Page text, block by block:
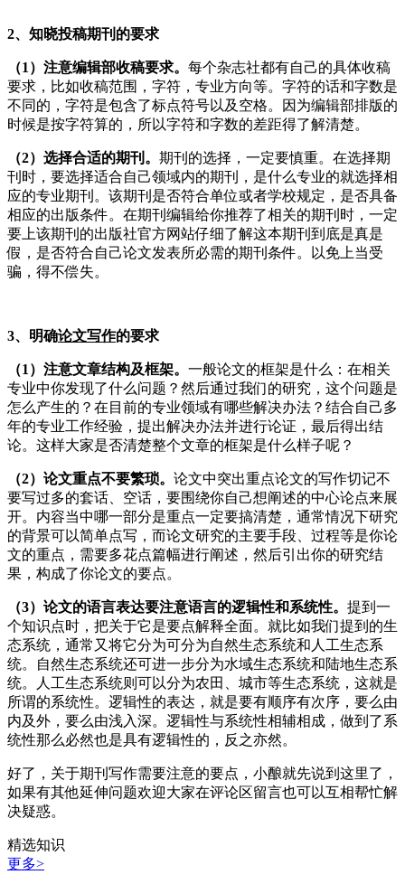
2、知晓投稿期刊的要求
（1）注意编辑部收稿要求。 每个杂志社都有自己的具体收稿
要求，比如收稿范围，字符，专业方向等。字符的话和字数是
不同的，字符是包含了标点符号以及空格。因为编辑部排版的
时候是按字符算的，所以字符和字数的差距得了解清楚。
（2）选择合适的期刊。 期刊的选择，一定要慎重。在选择期
刊时，要选择适合自己领域内的期刊，是什么专业的就选择相
应的专业期刊。该期刊是否符合单位或者学校规定，是否具备
相应的出版条件。在期刊编辑给你推荐了相关的期刊时，一定
要上该期刊的出版社官方网站仔细了解这本期刊到底是真是
假，是否符合自己论文发表所必需的期刊条件。以免上当受
骗，得不偿失。
3、明确论文写作的要求
（1）注意文章结构及框架。 一般论文的框架是什么：在相关
专业中你发现了什么问题？然后通过我们的研究，这个问题是
怎么产生的？在目前的专业领域有哪些解决办法？结合自己多
年的专业工作经验，提出解决办法并进行论证，最后得出结
论。这样大家是否清楚整个文章的框架是什么样子呢？
（2）论文重点不要繁琐。 论文中突出重点论文的写作切记不
要写过多的套话、空话，要围绕你自己想阐述的中心论点来展
开。内容当中哪一部分是重点一定要搞清楚，通常情况下研究
的背景可以简单点写，而论文研究的主要手段、过程等是你论
文的重点，需要多花点篇幅进行阐述，然后引出你的研究结
果，构成了你论文的要点。
（3）论文的语言表达要注意语言的逻辑性和系统性。 提到一
个知识点时，把关于它是要点解释全面。就比如我们提到的生
态系统，通常又将它分为可分为自然生态系统和人工生态系
统。自然生态系统还可进一步分为水域生态系统和陆地生态系
统。人工生态系统则可以分为农田、城市等生态系统，这就是
所谓的系统性。逻辑性的表达，就是要有顺序有次序，要么由
内及外，要么由浅入深。逻辑性与系统性相辅相成，做到了系
统性那么必然也是具有逻辑性的，反之亦然。
好了，关于期刊写作需要注意的要点，小酿就先说到这里了，
如果有其他延伸问题欢迎大家在评论区留言也可以互相帮忙解
决疑惑。
精选知识
更多>